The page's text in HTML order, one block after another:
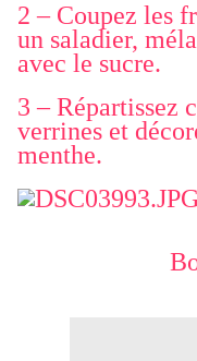
2 – Coupez les
un saladier,
avec le sucre.
3 – Répartissez
verrines et
menthe.